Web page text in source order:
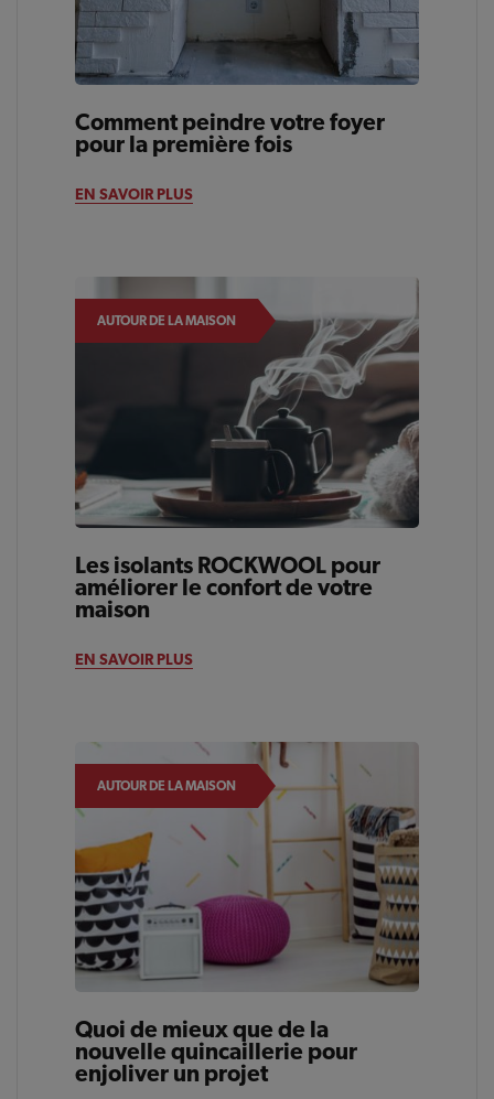
Comment peindre votre foyer
pour la première fois
EN SAVOIR PLUS
AUTOUR DE LA MAISON
Les isolants ROCKWOOL pour
améliorer le confort de votre
maison
EN SAVOIR PLUS
AUTOUR DE LA MAISON
Quoi de mieux que de la
nouvelle quincaillerie pour
enjoliver un projet